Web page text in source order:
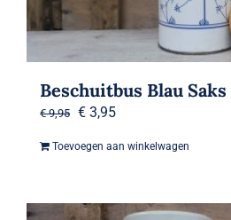
Beschuitbus Blau Saks
€9,95 Oorspronkelijke
€ 3,95Huidige
Toevoegen aan winkelwagen